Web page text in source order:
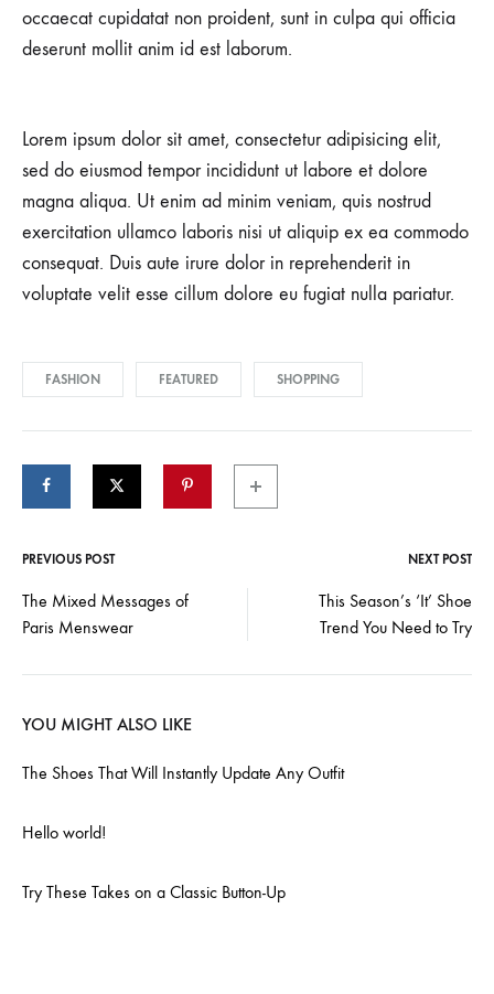
occaecat cupidatat non proident, sunt in culpa qui officia
deserunt mollit anim id est laborum.
Lorem ipsum dolor sit amet, consectetur adipisicing elit,
sed do eiusmod tempor incididunt ut labore et dolore
magna aliqua. Ut enim ad minim veniam, quis nostrud
exercitation ullamco laboris nisi ut aliquip ex ea commodo
consequat. Duis aute irure dolor in reprehenderit in
voluptate velit esse cillum dolore eu fugiat nulla pariatur.
FASHION FEATURED SHOPPING
Post
PREVIOUS POST NEXT POST
The Mixed Messages of
Paris Menswear
This Season’s ‘It’ Shoe
Trend You Need to Try
YOU MIGHT ALSO LIKE
The Shoes That Will Instantly Update Any Outfit
Hello world!
Try These Takes on a Classic Button-Up